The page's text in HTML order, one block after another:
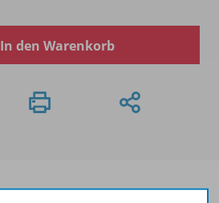
In den Warenkorb